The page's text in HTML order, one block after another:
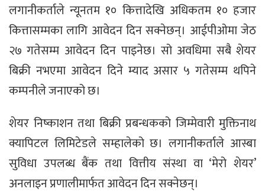
लगानीकर्ताले न्यूनतम १० कित्तादेखि अधिकतम १० हजार
कित्तासम्मका लागि आवेदन दिन सक्नेछन्। आईपीओमा जेठ
२७ गतेसम्म आवेदन दिन पाइनेछ। सो अवधिमा सबै शेयर
बिक्री नभएमा आवेदन दिने म्याद असार ५ गतेसम्म थपिने
कम्पनीले जनाएको छ।
शेयर निष्काशन तथा बिक्री प्रबन्धकको जिम्मेवारी मुक्तिनाथ
क्यापिटल लिमिटेडले सम्हालेको छ। लगानीकर्ताले आस्बा
सुविधा उपलब्ध बैंक तथा वित्तीय संस्था वा ‘मेरो शेयर’
अनलाइन प्रणालीमार्फत आवेदन दिन सक्नेछन्।